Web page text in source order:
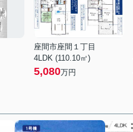
座間市座間１丁目
4LDK (110.10㎡)
5,080万円